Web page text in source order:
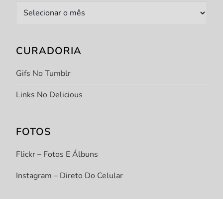
s
Arquivo
CURADORIA
Gifs No Tumblr
Links No Delicious
FOTOS
Flickr – Fotos E Álbuns
Instagram – Direto Do Celular